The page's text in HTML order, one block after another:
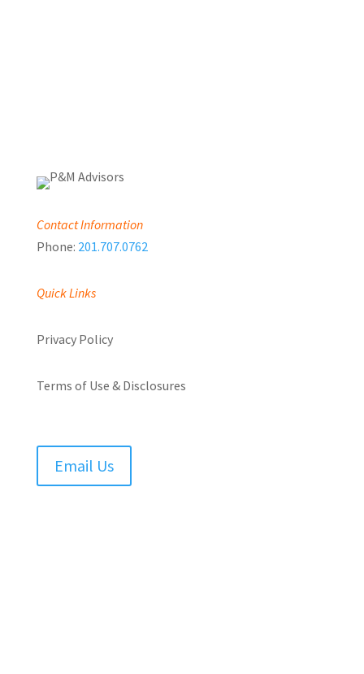
Contact Information
Phone: 201.707.0762
Quick Links
Privacy Policy
Terms of Use & Disclosures
Email Us